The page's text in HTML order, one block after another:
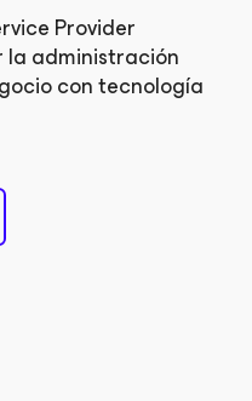
Provider
la administración
con tecnología